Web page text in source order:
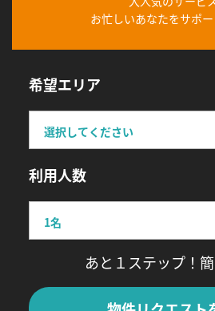
お忙しいあなたをサポー
希望エリア
利用人数
あと１ステップ！